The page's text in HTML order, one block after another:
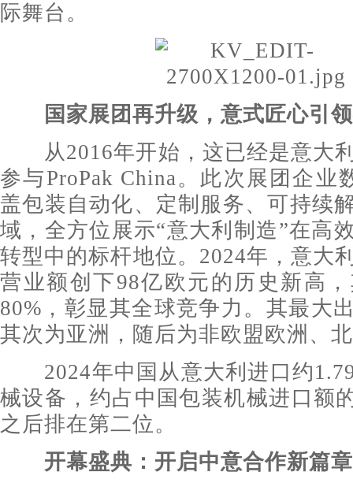
际舞台。
国家展团再升级，意式匠心引
从2016年开始，这已经是意大
参与ProPak China。此次展团企业
盖包装自动化、定制服务、可持续
域，全方位展示“意大利制造”在高
转型中的标杆地位。2024年，意大
营业额创下98亿欧元的历史新高
80%，彰显其全球竞争力。其最大
其次为亚洲，随后为非欧盟欧洲、
2024年中国从意大利进口约
械设备，约占中国包装机械进口额
之后排在第二位。
开幕盛典： 开启中意合作新篇章